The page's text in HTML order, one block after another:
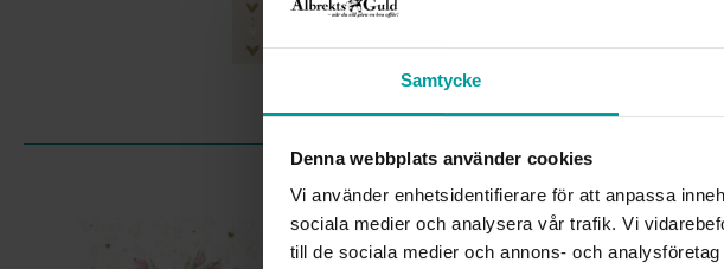
Samtycke
Denna webbplats använder cookies
Vi använder enhetsidentifierare för att anpassa
sociala medier och analysera vår trafik. Vi
till de sociala medier och annons- och